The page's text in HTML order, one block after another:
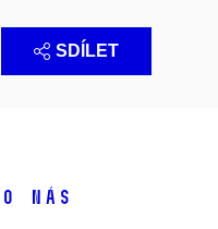
SDÍLET
O nás